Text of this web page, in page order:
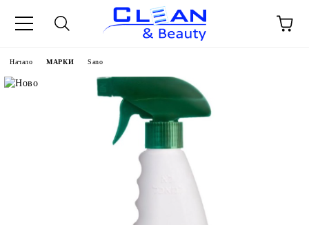
Начало МАРКИ Sano